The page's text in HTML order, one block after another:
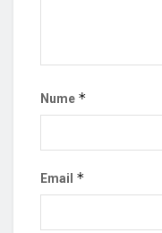
Nume *
Email *